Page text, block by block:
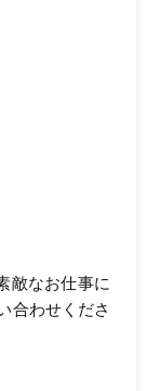
敵なお仕事に
合わせくださ